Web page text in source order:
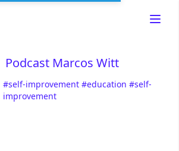
content policies
Podcast Marcos Witt
#self-improvement #education #self-
improvement